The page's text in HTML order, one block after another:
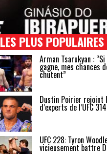
LES PLUS POPULAIRES
Arman Tsarukyan :
gagne, mes chances
chutent”
Dustin Poirier rejoint
d’experts de l’UFC 314
UFC 228: Tyron
vicieusement battre